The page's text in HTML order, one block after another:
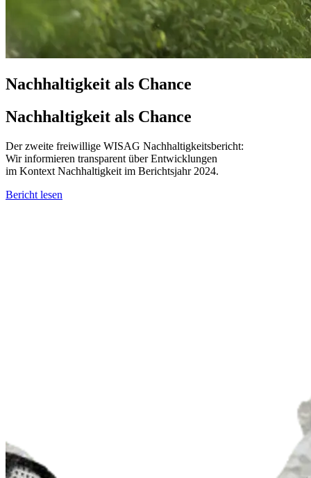
Nachhaltigkeit als Chance
Nachhaltigkeit als Chance
Der zweite freiwillige WISAG Nachhaltigkeitsbericht:
Wir informieren transparent über Entwicklungen
im Kontext Nachhaltigkeit im Berichtsjahr 2024.
Bericht lesen